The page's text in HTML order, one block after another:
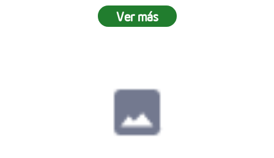
Ver más